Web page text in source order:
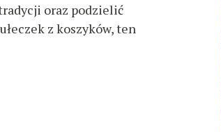
oraz podzielić
z koszyków, ten